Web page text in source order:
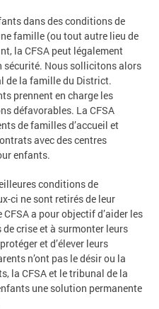
dans des conditions de
famille (ou tout autre lieu de
la CFSA peut légalement
sécurité. Nous sollicitons alors
de la famille du District.
prennent en charge les
défavorables. La CFSA
de familles d’accueil et
avec des centres
enfants.
conditions de
ci ne sont retirés de leur
a pour objectif d’aider les
crise et à surmonter leurs
et d’élever leurs
n’ont pas le désir ou la
la CFSA et le tribunal de la
une solution permanente